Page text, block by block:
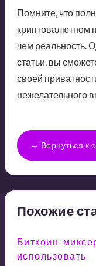
Помните, что
криптовалютном
чем реальность.
статьи, вы
своей
нежелательного
← Вернуться к
Похожие
Биткоин-
использовать